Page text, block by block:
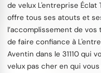
de velux L'entreprise Éclat
offre tous ses atouts et
l’accomplissement de
de faire confiance à
Aventin dans le 31110 qui
velux pas cher en qui